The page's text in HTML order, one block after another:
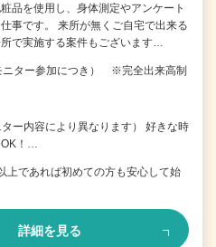
品を使用し、身体測定やアンケート
事です。 来所が無くご自宅で出来る
で実施する案件もございます…
ニター参加につき） ※完全出来高制
ー内容により異なります） 好きな時
OK！…
であれば初めての方も安心して始
詳細を見る